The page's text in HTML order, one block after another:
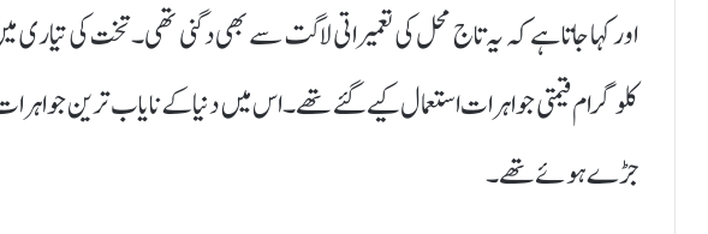
کلوگرام قیمتی جواہرات استعمال کیے گئے تھے۔ اس میں دنیا کے نایاب ترین
جڑے ہوئے تھے۔